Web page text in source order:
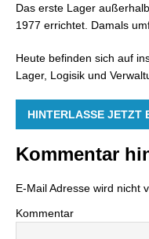
Das erste Lager
1977 errichtet. Damals
Heute befinden sich auf
Lager, Logisik und
HINTERLASSE JETZT
Kommentar
E-Mail Adresse wird nicht
Kommentar